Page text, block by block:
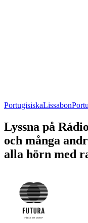
PortugisiskaLissabon
Lyssna på
och många
alla hörn med